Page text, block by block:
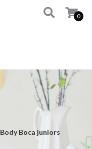
0
Body Boca juniors